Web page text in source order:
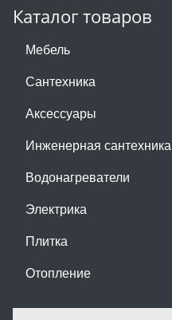
Каталог товаров
Мебель
Сантехника
Аксессуары
Инженерная сантехника
Водонагреватели
Электрика
Плитка
Отопление